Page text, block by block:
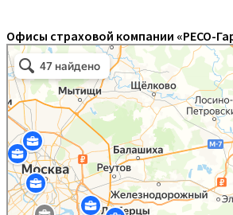
Офисы страховой компании «РЕСО-